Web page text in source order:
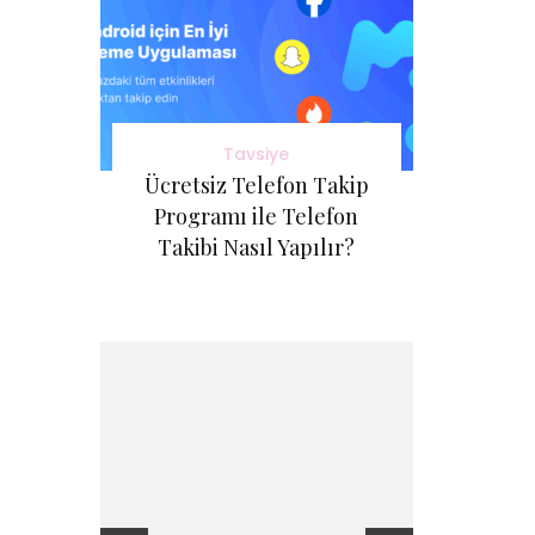
Tavsiye
Ücretsiz Telefon Takip
Programı ile Telefon
Takibi Nasıl Yapılır?